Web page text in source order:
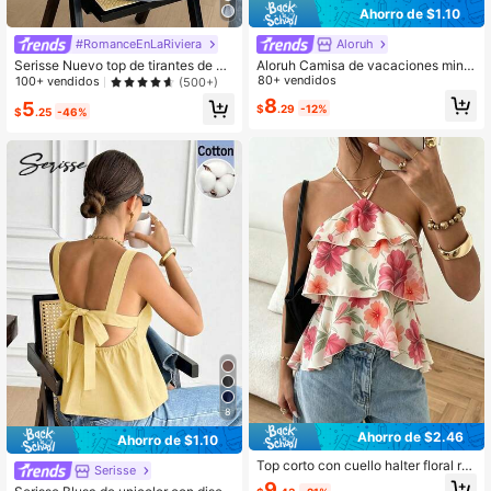
#RomanceEnLaRiviera
Serisse Nuevo top de tirantes de ve
rano para mujer con lazo en la espa
nco
100+ vendidos (500+)
$5.25 -46%
8
Ahorro de $1.10
Serisse
Ahorro de $1.10
Aloruh
Aloruh Camisa de vacaciones mini
malista para mujer, 100% algodón, c
on cuello en V profundo, espalda de
scubierta y tirantes con lazo
80+ vendidos
$8.29 -12%
Ahorro de $2.46
Top corto con cuello halter floral ros
a, cuello con volantes en capas, es